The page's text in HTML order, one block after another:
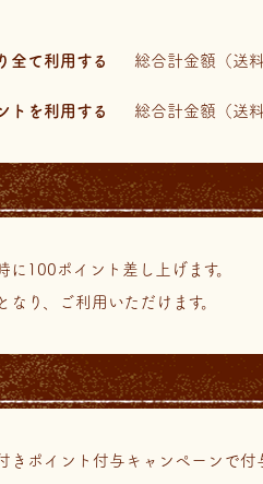
全て利用する 総合計金額（送
トを利用する 総合計金額（送
に100ポイント差し上げます。
なり、ご利用いただけます。
きポイント付与キャンペーンで付